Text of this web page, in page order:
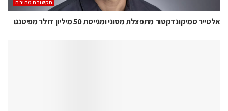
תקשורת מהירה
אלטייר סמיקונדקטור מתפצלת מסוני ומגייסת 50 מיליון דולר מפיטנגו